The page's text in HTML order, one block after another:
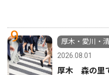
9
厚木・愛川・清
2026.08.01
厚木 森の里